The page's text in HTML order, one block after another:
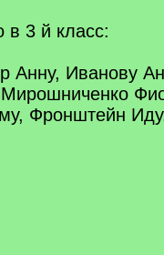
в 3 й класс:
Анну, Иванову
Фронштейн